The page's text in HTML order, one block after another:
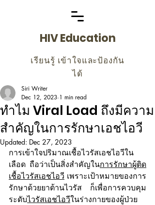
HIV Education
เรียนรู้ เข้าใจและป้องกัน
ได้
ทำไม Viral Load ถึงมีความ
สำคัญในการรักษาเอชไอวี
Siri Writer
Dec 12, 2023 1 min read
Updated: Dec 27, 2023
การเข้าใจปริมาณเชื้อไวรัสเอชไอวีใน
เลือด ถือว่าเป็นสิ่งสำคัญในการรักษาผู้ติด
เชื้อไวรัสเอชไอวี เพราะเป้าหมายของการ
รักษาด้วยยาต้านไวรัส ก็เพื่อการควบคุม
ระดับไวรัสเอชไอวีในร่างกายของผู้ป่วย